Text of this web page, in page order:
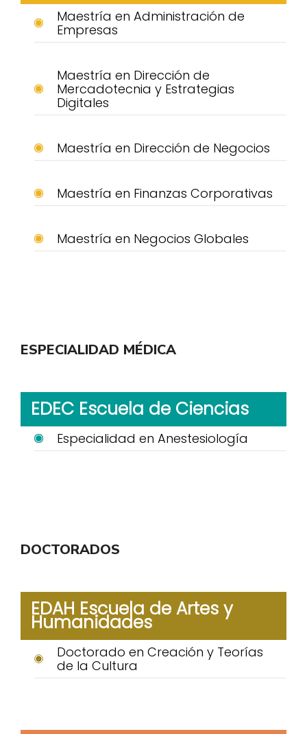
Maestría en Administración de
Empresas
Maestría en Dirección de
Mercadotecnia y Estrategias
Digitales
Maestría en Dirección de Negocios
Maestría en Finanzas Corporativas
Maestría en Negocios Globales
ESPECIALIDAD MÉDICA
EDEC Escuela de Ciencias
Especialidad en Anestesiología
DOCTORADOS
EDAH Escuela de Artes y
Humanidades
Doctorado en Creación y Teorías
de la Cultura